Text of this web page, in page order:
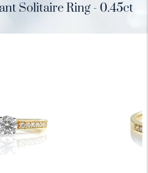
Solitaire Ring - 0.45ct